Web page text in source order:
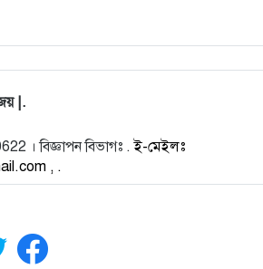
রাজনৈতিক দলবাজি বন্ধ করা দরকার:
হোসেনের বিরুদ্ধে ‘মিথ্যা মামলা’র
পুলিশের ওপর হামলায় গ্রেপ্তার ১৯
নিষিদ্ধ ঘোষিত আওয়ামী লীগের ঝটিকা
|.
। বিজ্ঞাপন বিভাগঃ .ই-মেইলঃ
, .